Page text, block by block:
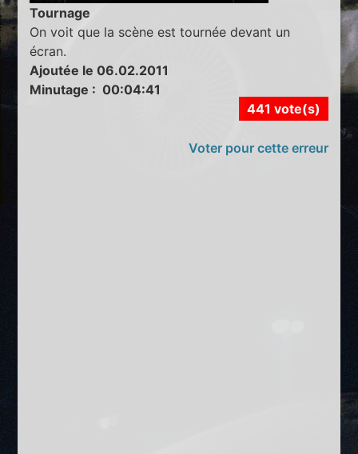
Tournage
On voit que la scène est tournée devant un
écran.
Ajoutée le 06.02.2011
Minutage : 00:04:41
441 vote(s)
Voter pour cette erreur